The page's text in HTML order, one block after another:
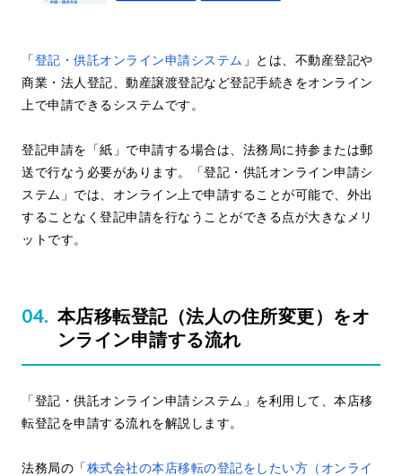
「登記・供託オンライン申請システム 」とは、不動産登記や
商業・法人登記、動産譲渡登記など登記手続きをオンライン
上で申請できるシステムです。
登記申請を「紙」で申請する場合は、法務局に持参または郵
送で行なう必要があります。「登記・供託オンライン申請シ
ステム」では、オンライン上で申請することが可能で、外出
することなく登記申請を行なうことができる点が大きなメリ
ットです。
本店移転登記（法人の住所変更）をオ
ンライン申請する流れ
「登記・供託オンライン申請システム」を利用して、本店移
転登記を申請する流れを解説します。
法務局の「株式会社の本店移転の登記をしたい方（オンライ